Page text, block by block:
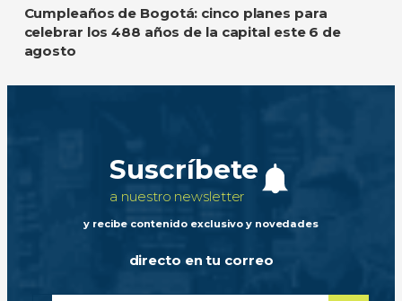
Cumpleaños de Bogotá: cinco planes para
celebrar los 488 años de la capital este 6 de
agosto
Suscríbete
a nuestro newsletter
y recibe contenido exclusivo y novedades
directo en tu correo